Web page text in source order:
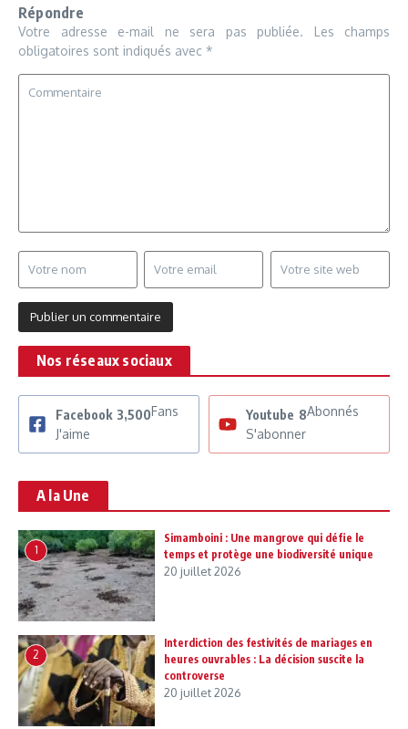
Répondre
Votre adresse e-mail ne sera pas publiée.
Les champs
obligatoires sont indiqués avec *
Nos réseaux sociaux
Facebook 3,500Fans
J'aime
Youtube 8Abonnés
S'abonner
A la Une
1
Simamboini : Une mangrove qui défie le
temps et protège une biodiversité unique
20 juillet 2026
2
Interdiction des festivités de mariages en
heures ouvrables : La décision suscite la
controverse
20 juillet 2026